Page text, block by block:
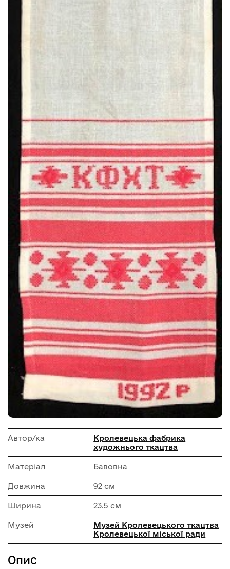
Автор/ка
Кролевецька фабрика
художнього ткацтва
Матеріал Бавовна
Довжина 92 см
Ширина 23.5 см
Музей
Музей Кролевецького ткацтва
Кролевецької міської ради
Опис